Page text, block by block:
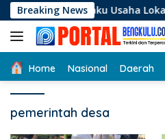
Langsung
ke
konten
Breaking News
Usaha Lokal di
Home Nasional Daerah
pemerintah desa